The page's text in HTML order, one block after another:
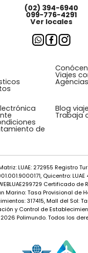
(02) 394-6940
099-776-4291
Ver locales
Viajes
de
Blog
Trabaja
LUAE: 272955 Registro
Quicentro:
Certificado de
Marino: Tasa Provisional de
317415, Mall del Sol:
y Control de
Polimundo. Todos los